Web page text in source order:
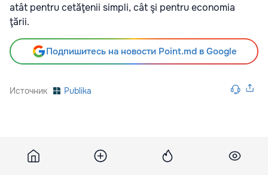
atât pentru cetăţenii simpli, cât şi pentru economia
ţării.
Подпишитесь на новости Point.md в Google
Источник Publika